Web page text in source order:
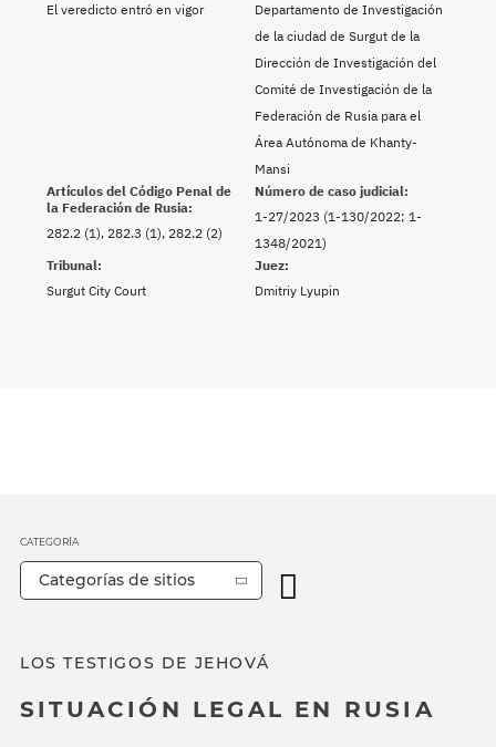
El veredicto entró en vigor
Departamento de Investigación
de la ciudad de Surgut de la
Dirección de Investigación del
Comité de Investigación de la
Federación de Rusia para el
Área Autónoma de Khanty-
Mansi
Artículos del Código Penal de
la Federación de Rusia:
282.2 (1), 282.3 (1), 282.2 (2)
Número de caso judicial:
1-27/2023 (1-130/2022; 1-
1348/2021)
Tribunal:
Surgut City Court
Juez:
Dmitriy Lyupin
LOS TESTIGOS DE JEHOVÁ
SITUACIÓN LEGAL EN RUSIA
CATEGORÍA
Categorías de sitios